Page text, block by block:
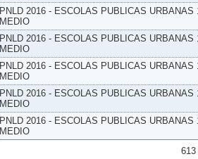
PNLD 2016 - ESCOLAS PUBLICAS URBANAS
MEDIO
PNLD 2016 - ESCOLAS PUBLICAS URBANAS
MEDIO
PNLD 2016 - ESCOLAS PUBLICAS URBANAS
MEDIO
PNLD 2016 - ESCOLAS PUBLICAS URBANAS
MEDIO
PNLD 2016 - ESCOLAS PUBLICAS URBANAS
MEDIO